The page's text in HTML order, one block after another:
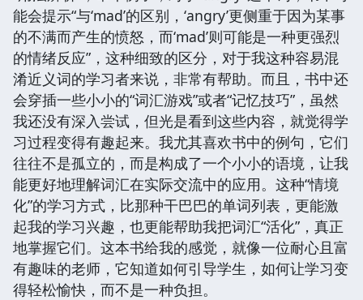
能会提示“与‘mad’的区别，‘angry’更侧重于因为某事
的不满而产生的愤怒，而‘mad’则可能是一种更强烈
的情绪反应”，这种细致的区分，对于我这种容易混
淆近义词的学习者来说，非常有帮助。而且，书中还
会穿插一些小小的“词汇游戏”或者“记忆技巧”，虽然
我还没有深入尝试，但光是看到这些内容，就觉得学
习过程变得有趣起来。我尤其喜欢书中的例句，它们
往往不是孤立的，而是构成了一个小小的语境，让我
能更好地理解词汇在实际交流中的应用。这种“情境
化”的学习方式，比那种干巴巴的单词列表，更能激
起我的学习兴趣，也更能帮助我把词汇“活化”，真正
地掌握它们。这本书给我的感觉，就像一位耐心且富
有趣味的老师，它知道如何引导学生，如何让学习变
得轻松愉快，而不是一种负担。